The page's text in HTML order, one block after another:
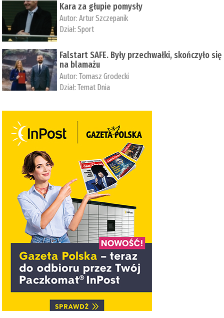
Kara za głupie pomysły
Autor:Artur Szczepanik
Dział:Sport
Falstart SAFE. Były przechwałki, skończyło się
na blamażu
Autor:Tomasz Grodecki
Dział:Temat Dnia